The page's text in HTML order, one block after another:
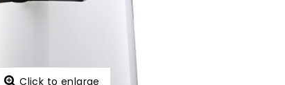
Click to enlarge